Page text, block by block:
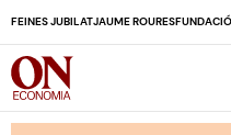
FEINES JUBILATJAUME ROURES